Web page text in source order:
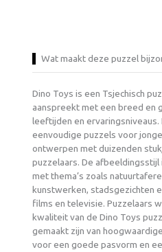
Wat maakt deze puzzel
Dino Toys is een Tsjechisch
aanspreekt met een breed en
leeftijden en
eenvoudige puzzels voor
ontwerpen met duizenden
puzzelaars. De
met thema’s zoals
kunstwerken, stadsgezichten
films en televisie. Puzzelaars
kwaliteit van de Dino Toys
gemaakt zijn van
voor een goede pasvorm en